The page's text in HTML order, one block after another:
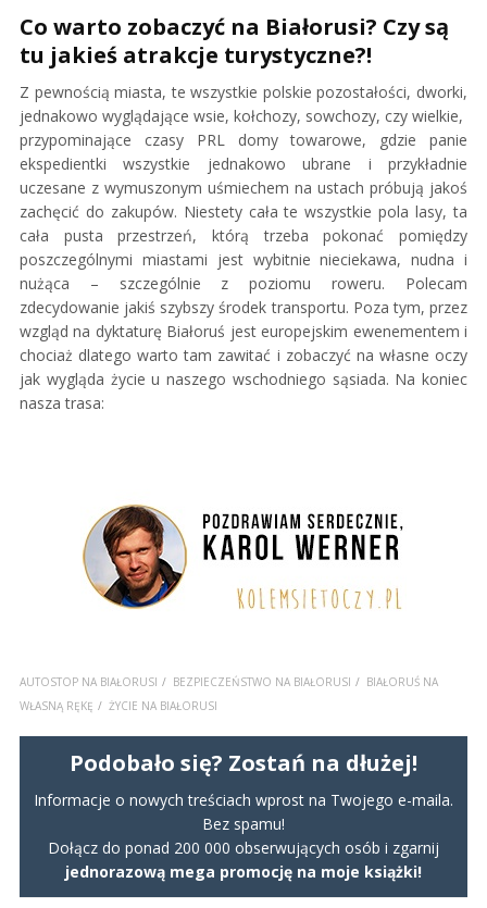
Co warto zobaczyć na Białorusi? Czy są
tu jakieś atrakcje turystyczne?!
Z pewnością miasta, te wszystkie polskie pozostałości, dworki,
jednakowo wyglądające wsie, kołchozy, sowchozy, czy wielkie,
przypominające czasy PRL domy towarowe, gdzie panie
ekspedientki wszystkie jednakowo ubrane i przykładnie
uczesane z wymuszonym uśmiechem na ustach próbują jakoś
zachęcić do zakupów. Niestety cała te wszystkie pola lasy, ta
cała pusta przestrzeń, którą trzeba pokonać pomiędzy
poszczególnymi miastami jest wybitnie nieciekawa, nudna i
nużąca – szczególnie z poziomu roweru. Polecam
zdecydowanie jakiś szybszy środek transportu. Poza tym, przez
wzgląd na dyktaturę Białoruś jest europejskim ewenementem i
chociaż dlatego warto tam zawitać i zobaczyć na własne oczy
jak wygląda życie u naszego wschodniego sąsiada. Na koniec
nasza trasa:
AUTOSTOP NA BIAŁORUSI BEZPIECZEŃSTWO NA BIAŁORUSI
BIAŁORUŚ NA
WŁASNĄ RĘKĘ
ŻYCIE NA BIAŁORUSI
Podobało się? Zostań na dłużej!
Informacje o nowych treściach wprost na Twojego e-maila.
Bez spamu!
Dołącz do ponad 200 000 obserwujących osób i zgarnij
jednorazową mega promocję na moje książki!